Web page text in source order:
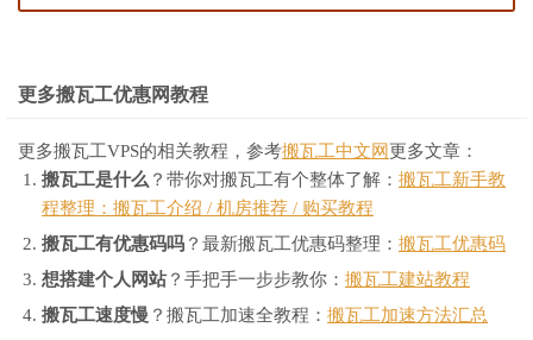
更多搬瓦工优惠网教程
更多搬瓦工VPS的相关教程，参考搬瓦工中文网 更多文章：
搬瓦工是什么 ？带你对搬瓦工有个整体了解： 搬瓦工新手教
程整理：搬瓦工介绍 / 机房推荐 / 购买教程
搬瓦工有优惠码吗 ？最新搬瓦工优惠码整理： 搬瓦工优惠码
想搭建个人网站？手把手一步步教你： 搬瓦工建站教程
搬瓦工速度慢 ？搬瓦工加速全教程： 搬瓦工加速方法汇总